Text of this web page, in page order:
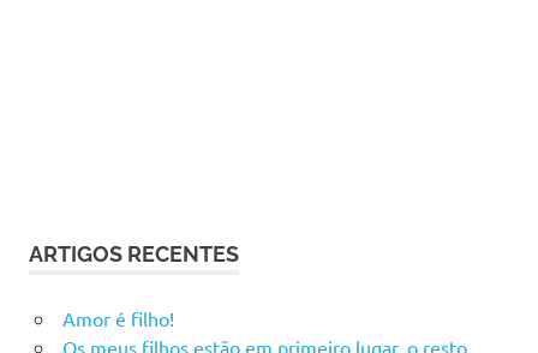
ARTIGOS RECENTES
Amor é filho!
Os meus filhos estão em primeiro lugar, o resto